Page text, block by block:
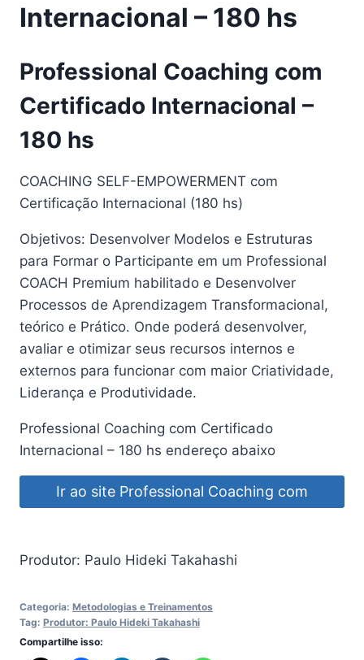
Internacional – 180 hs
Professional Coaching com
Certificado Internacional –
180 hs
COACHING SELF-EMPOWERMENT com
Certificação Internacional (180 hs)
Objetivos: Desenvolver Modelos e Estruturas
para Formar o Participante em um Professional
COACH Premium habilitado e Desenvolver
Processos de Aprendizagem Transformacional,
teórico e Prático. Onde poderá desenvolver,
avaliar e otimizar seus recursos internos e
externos para funcionar com maior Criatividade,
Liderança e Produtividade.
Professional Coaching com Certificado
Internacional – 180 hs endereço abaixo
Ir ao site Professional Coaching com
Produtor: Paulo Hideki Takahashi
Categoria: Metodologias e Treinamentos
Tag: Produtor: Paulo Hideki Takahashi
Compartilhe isso: